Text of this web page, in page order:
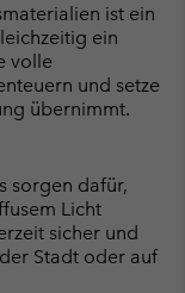
ist ein
ein
volle
und setze
übernimmt.
sorgen dafür,
Licht
sicher und
Stadt oder auf